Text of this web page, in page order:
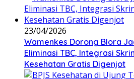
23/04/2026
Wamenkes Dorong Blora
Eliminasi TBC, Integrasi
Kesehatan Gratis Digenjot